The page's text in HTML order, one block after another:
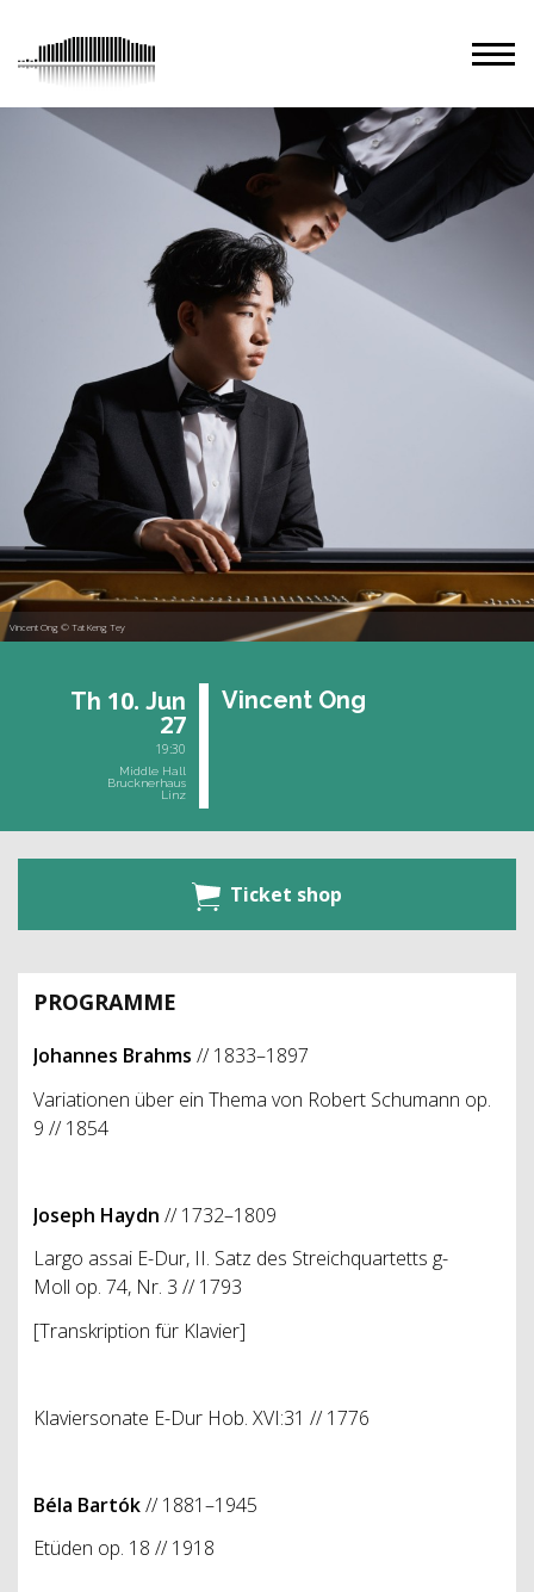
Vincent Ong © Tat Keng Tey
Th 10. Jun
27
19:30
Middle Hall
Brucknerhaus
Linz
Vin­cent Ong
Ticket shop
PROGRAMME
Johannes Brahms // 1833–1897
Variationen über ein Thema von Robert Schumann op.
9 // 1854
Joseph Haydn // 1732–1809
Largo assai E-Dur, II. Satz des Streichquartetts g-
Moll op. 74, Nr. 3 // 1793
[Transkription für Klavier]
Klaviersonate E-Dur Hob. XVI:31 // 1776
Béla Bartók// 1881–1945
Etüden op. 18 // 1918